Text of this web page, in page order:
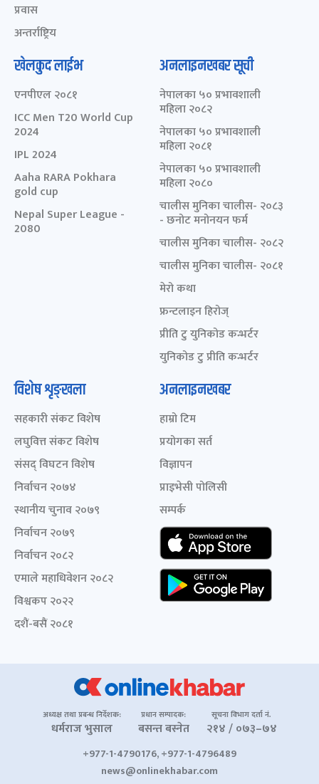
प्रवास
अन्तर्राष्ट्रिय
खेलकुद लाईभ
एनपीएल २०८१
ICC Men T20 World Cup
2024
IPL 2024
Aaha RARA Pokhara
gold cup
Nepal Super League -
2080
अनलाइनखबर सूची
नेपालका ५० प्रभावशाली
महिला २०८२
नेपालका ५० प्रभावशाली
महिला २०८१
नेपालका ५० प्रभावशाली
महिला २०८०
चालीस मुनिका चालीस- २०८३
- छनोट मनोनयन फर्म
चालीस मुनिका चालीस- २०८२
चालीस मुनिका चालीस- २०८१
मेरो कथा
फ्रन्टलाइन हिरोज्
प्रीति टु युनिकोड कन्भर्टर
युनिकोड टु प्रीति कन्भर्टर
विशेष शृङ्खला
सहकारी संकट विशेष
लघुवित्त संकट विशेष
संसद् विघटन विशेष
निर्वाचन २०७४
स्थानीय चुनाव २०७९
निर्वाचन २०७९
निर्वाचन २०८२
एमाले महाधिवेशन २०८२
विश्वकप २०२२
दशैं-बसैं २०८१
अनलाइनखबर
हाम्रो टिम
प्रयोगका सर्त
विज्ञापन
प्राइभेसी पोलिसी
सम्पर्क
अध्यक्ष तथा प्रबन्ध निर्देशक:
धर्मराज भुसाल
प्रधान सम्पादक:
बसन्त बस्नेत
सूचना विभाग दर्ता नं.
२१४ / ०७३–७४
+977-1-4790176, +977-1-4796489
news@onlinekhabar.com